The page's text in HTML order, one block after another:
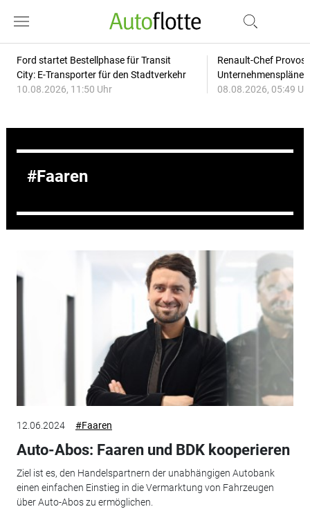
Ford startet Bestellphase für Transit
City: E-Transporter für den Stadtverkehr
10.08.2026, 11:50 Uhr
Renault-Chef
08.08.2026, 05:49
Faaren
12.06.2024 #Faaren
Auto-Abos: Faaren und BDK kooperieren
Ziel ist es, den Handelspartnern der unabhängigen Autobank
einen einfachen Einstieg in die Vermarktung von Fahrzeugen
über Auto-Abos zu ermöglichen.